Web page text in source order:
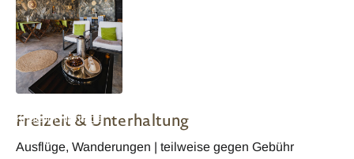
Khutaim Heritage
Freizeit & Unterhaltung
Ausflüge, Wanderungen | teilweise gegen Gebühr